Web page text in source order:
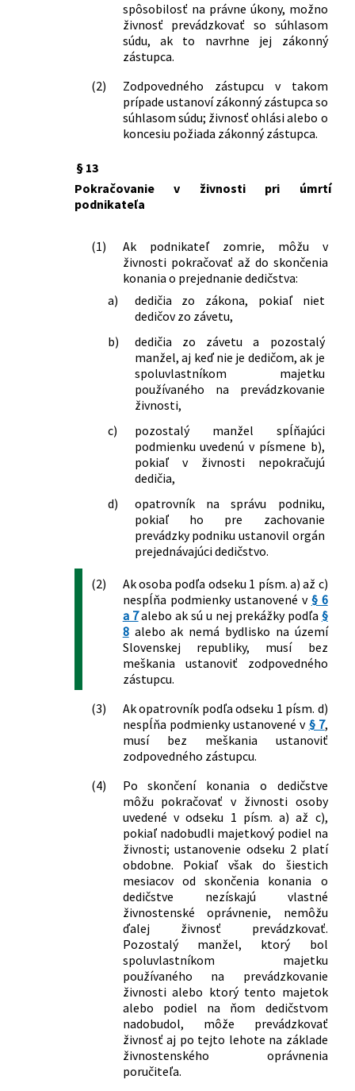
niektorých zákonov
Zákon o organizovaní verejných
športových podujatí a o zmene a
doplnení niektorých zákonov
č. 338/2000 Z. z. o vnútrozemskej
plavbe a o zmene a doplnení
niektorých zákonov v znení neskorších
predpisov a ktorým sa menia a
58/2014 Z. z.
Zákon o výbušninách, výbušných
predmetoch a munícii a o zmene a
č. 326/2005 Z. z. o lesoch v znení
neskorších predpisov a ktorým sa
menia a dopĺňajú niektoré zákony
204/2014 Z. z.
Zákon, ktorým sa mení a dopĺňa zákon
č. 355/2007 Z. z. o ochrane, podpore a
rozvoji verejného zdravia a o zmene a
doplnení niektorých zákonov v znení
neskorších predpisov a o zmene a
doplnení niektorých zákonov
Zákon o sociálnej práci a o
podmienkach na výkon niektorých
odborných činností v oblasti sociálnych
vecí a rodiny a o zmene a doplnení
niektorých zákonov
321/2014 Z. z.
Zákon o energetickej efektívnosti a o
zmene a doplnení niektorých zákonov
Zákon, ktorým sa mení a dopĺňa zákon
č. 595/2003 Z. z. o dani z príjmov v znení
menia a dopĺňajú niektoré zákony
Zákon, ktorým sa mení a dopĺňa zákon
č. 414/2012 Z. z. o obchodovaní s
emisnými kvótami a o zmene a
doplnení niektorých zákonov a ktorým
sa menia a dopĺňajú niektoré zákony
Národná rada Slovenskej republiky sa
uzniesla na tomto zákone:
Zákon, ktorým sa mení a dopĺňa zákon
č. 580/2004 Z. z. o zdravotnom poistení
a o zmene a doplnení zákona č. 95/2002
doplnení niektorých zákonov v znení
neskorších predpisov a ktorým sa
menia a dopĺňajú niektoré zákony
Zákon o odpadoch a o zmene a
doplnení niektorých zákonov
Zákon o prevencii závažných
priemyselných havárií a o zmene a
doplnení niektorých zákonov
Zákon, ktorým sa mení a dopĺňa zákon
č. 395/2002 Z. z. o archívoch a
registratúrach a o doplnení niektorých
zákonov v znení neskorších predpisov a
ktorým sa mení zákon č. 455/1991 Zb. o
živnostenskom podnikaní
(živnostenský zákon) v znení
neskorších predpisov
Zákon o registri právnických osôb,
spôsobilosť na právne úkony, možno
živnosť prevádzkovať so súhlasom
súdu, ak to navrhne jej zákonný
zástupca.
(2)
Zodpovedného zástupcu v takom
prípade ustanoví zákonný zástupca so
súhlasom súdu; živnosť ohlási alebo o
koncesiu požiada zákonný zástupca.
§ 13
Pokračovanie v živnosti pri úmrtí
podnikateľa
(1)
Ak podnikateľ zomrie, môžu v
živnosti pokračovať až do skončenia
konania o prejednanie dedičstva:
a)
dedičia zo zákona, pokiaľ niet
dedičov zo závetu,
b)
dedičia zo závetu a pozostalý
manžel, aj keď nie je dedičom, ak je
spoluvlastníkom majetku
používaného na prevádzkovanie
živnosti,
c)
pozostalý manžel spĺňajúci
podmienku uvedenú v písmene b),
pokiaľ v živnosti nepokračujú
dedičia,
d)
opatrovník na správu podniku,
pokiaľ ho pre zachovanie
prevádzky podniku ustanovil orgán
prejednávajúci dedičstvo.
(2)
Ak osoba podľa odseku 1 písm. a) až c)
nespĺňa podmienky ustanovené v § 6
a 7alebo ak sú u nej prekážky podľa §
8alebo ak nemá bydlisko na území
Slovenskej republiky, musí bez
meškania ustanoviť zodpovedného
zástupcu.
(3)
Ak opatrovník podľa odseku 1 písm. d)
nespĺňa podmienky ustanovené v § 7,
musí bez meškania ustanoviť
zodpovedného zástupcu.
(4)
Po skončení konania o dedičstve
môžu pokračovať v živnosti osoby
uvedené v odseku 1 písm. a) až c),
pokiaľ nadobudli majetkový podiel na
živnosti; ustanovenie odseku 2 platí
obdobne. Pokiaľ však do šiestich
mesiacov od skončenia konania o
dedičstve nezískajú vlastné
živnostenské oprávnenie, nemôžu
ďalej živnosť prevádzkovať.
Pozostalý manžel, ktorý bol
spoluvlastníkom majetku
používaného na prevádzkovanie
živnosti alebo ktorý tento majetok
alebo podiel na ňom dedičstvom
nadobudol, môže prevádzkovať
živnosť aj po tejto lehote na základe
živnostenského oprávnenia
poručiteľa.